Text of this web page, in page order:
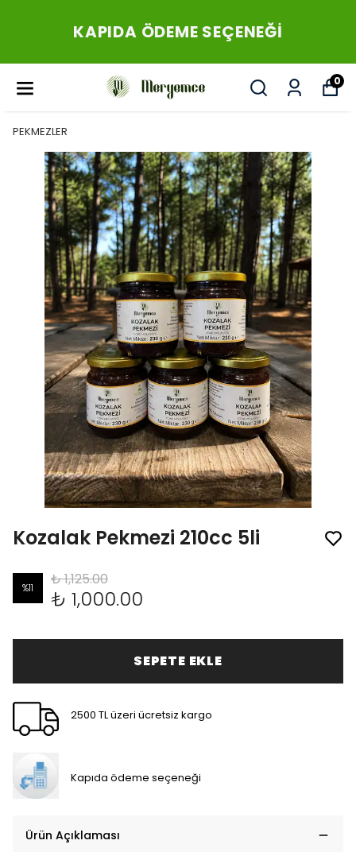
ÖDEME SEÇENEĞİ
0
PEKMEZLER
Kozalak Pekmezi 210cc 5li
%11 ₺ 1,125.00
₺ 1,000.00
SEPETE EKLE
2500 TL üzeri ücretsiz kargo
Kapıda ödeme seçeneği
Ürün Açıklaması